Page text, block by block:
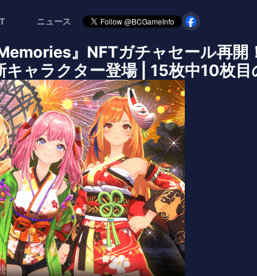
ニュース
』NFTガチャセール再開
ャラクター登場 | 15枚中10枚目